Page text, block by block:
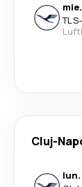
TLS-
Cluj-
lun.